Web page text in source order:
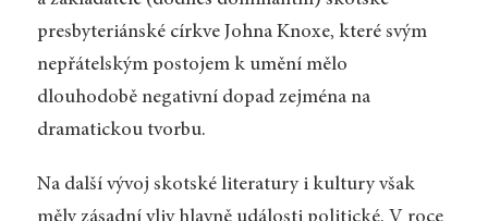
presbyteriánské církve Johna Knoxe, které svým
nepřátelským postojem k umění mělo
dlouhodobě negativní dopad zejména na
dramatickou tvorbu.
Na další vývoj skotské literatury i kultury však